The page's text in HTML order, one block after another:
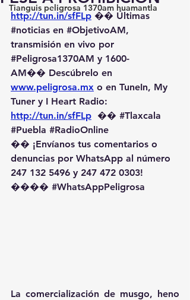
Tianguis peligrosa 1370am huamantla
http://tun.in/sfFLp �� Últimas
#noticias en #ObjetivoAM,
transmisión en vivo por
#Peligrosa1370AM y 1600-
AM��️ Descúbrelo en
www.peligrosa.mx o en TuneIn, My
Tuner y I Heart Radio:
http://tun.in/sfFLp �� #Tlaxcala
#Puebla #RadioOnline
�� ¡Envíanos tus comentarios o
denuncias por WhatsApp al número
247 132 5496 y 247 472 0303!
��️�� #WhatsAppPeligrosa
La comercialización de musgo, heno